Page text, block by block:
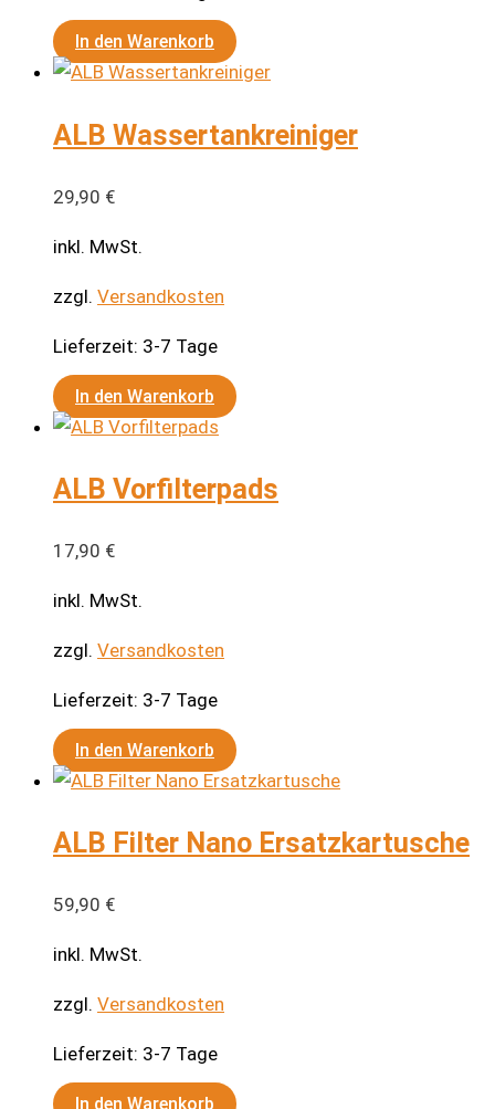
In den Warenkorb
ALB Wassertankreiniger
29,90 €
inkl. MwSt.
zzgl. Versandkosten
Lieferzeit: 3-7 Tage
In den Warenkorb
ALB Vorfilterpads
17,90 €
inkl. MwSt.
zzgl. Versandkosten
Lieferzeit: 3-7 Tage
In den Warenkorb
ALB Filter Nano Ersatzkartusche
59,90 €
inkl. MwSt.
zzgl. Versandkosten
Lieferzeit: 3-7 Tage
In den Warenkorb